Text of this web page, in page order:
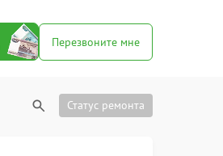
Перезвоните мне
Статус ремонта